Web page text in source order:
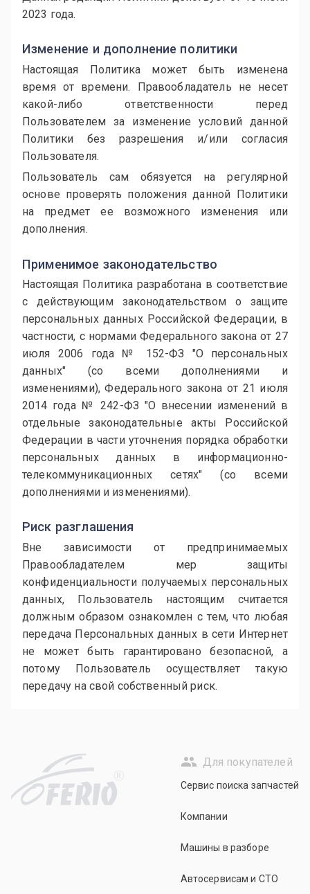
2023 годa.
Изменение и дополнение политики
Настоящая Политика может быть изменена
время от времени. Правообладатель не несет
какой-либо ответственности перед
Пользователем за изменение условий данной
Политики без разрешения и/или согласия
Пользователя.
Пользователь сам обязуется на регулярной
основе проверять положения данной Политики
на предмет ее возможного изменения или
дополнения.
Применимое законодательство
Настоящая Политика разработана в соответствие
с действующим законодательством о защите
персональных данных Российской Федерации, в
частности, с нормами Федерального закона от 27
июля 2006 года № 152-ФЗ "О персональных
данных" (со всеми дополнениями и
изменениями), Федерального закона от 21 июля
2014 года № 242-ФЗ "О внесении изменений в
отдельные законодательные акты Российской
Федерации в части уточнения порядка обработки
персональных данных в информационно-
телекоммуникационных сетях" (со всеми
дополнениями и изменениями).
Риск разглашения
Вне зависимости от предпринимаемых
Правообладателем мер защиты
конфиденциальности получаемых персональных
данных, Пользователь настоящим считается
должным образом ознакомлен с тем, что любая
передача Персональных данных в сети Интернет
не может быть гарантировано безопасной, а
потому Пользователь осуществляет такую
передачу на свой собственный риск.
R
Для покупателей
Сервис поиска запчастей
Компании
Машины в разборе
Автосервисам и СТО